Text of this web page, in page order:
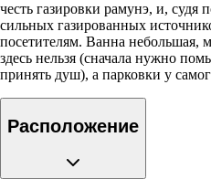
честь газировки рамунэ, и, судя
сильных газированных
посетителям. Ванна небольшая,
здесь нельзя (сначала нужно
принять душ), а парковки у
Расположение